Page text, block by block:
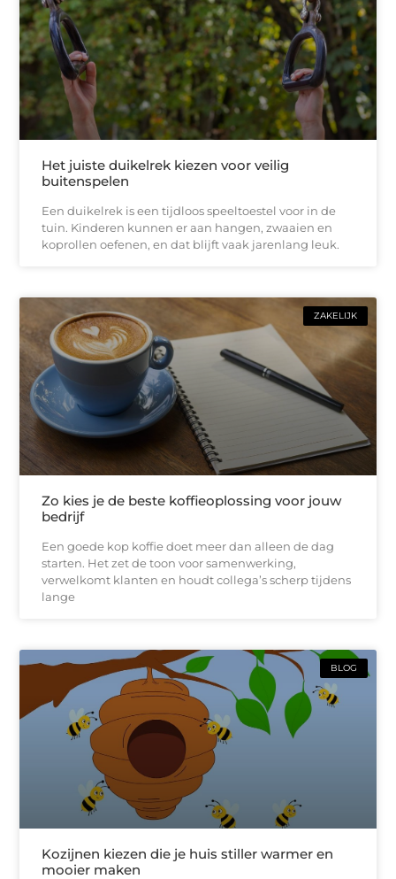
Het juiste duikelrek kiezen voor veilig
buitenspelen
Een duikelrek is een tijdloos speeltoestel voor in de
tuin. Kinderen kunnen er aan hangen, zwaaien en
koprollen oefenen, en dat blijft vaak jarenlang leuk.
ZAKELIJK
Zo kies je de beste koffieoplossing voor jouw
bedrijf
Een goede kop koffie doet meer dan alleen de dag
starten. Het zet de toon voor samenwerking,
verwelkomt klanten en houdt collega’s scherp tijdens
lange
BLOG
Kozijnen kiezen die je huis stiller warmer en
mooier maken